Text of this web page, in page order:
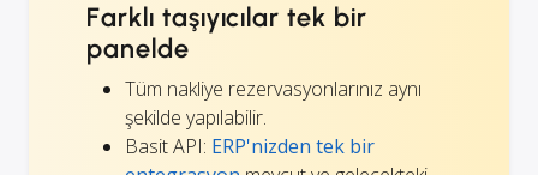
Farklı taşıyıcılar tek bir
panelde
Tüm nakliye rezervasyonlarınız aynı
şekilde yapılabilir.
Basit API: ERP'nizden tek bir